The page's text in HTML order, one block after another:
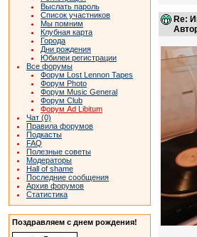
Выслать пароль
Список участников
Мы помним
Клубная карта
Города
Дни рождения
Юбилеи регистрации
Все форумы
Форум Lost Lennon Tapes
Форум Photo
Форум Music General
Форум Club
Форум Ad Libitum
Чат (0)
Правила форумов
Подкасты
FAQ
Полезные советы
Модераторы
Hall of shame
Последние сообщения
Архив форумов
Статистика
Поздравляем с днем рождения!
Re: